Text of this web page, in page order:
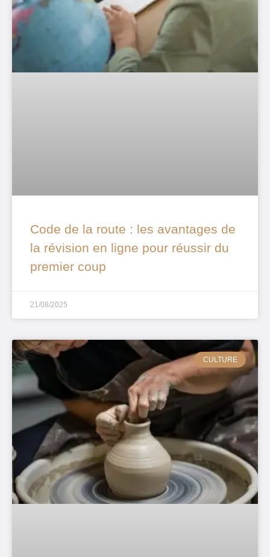
Code de la route : les avantages de
la révision en ligne pour réussir du
premier coup
21/08/2025
CULTURE